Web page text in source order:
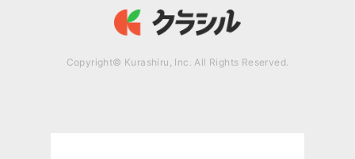
Copyright© Kurashiru, Inc. All Rights Reserved.